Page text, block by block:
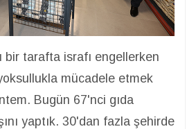
bir tarafta israfı engellerken
mücadele etmek
Bugün 67'nci gıda
yaptık. 30'dan fazla şehirde